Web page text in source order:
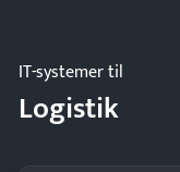
IT-systemer til
Logistik